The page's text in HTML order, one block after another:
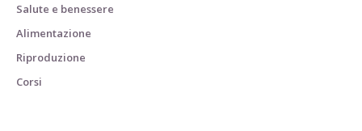
Salute e benessere
Alimentazione
Riproduzione
Corsi